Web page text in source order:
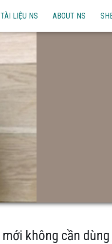
TÀI LIỆU NS ABOUT NS
không cần